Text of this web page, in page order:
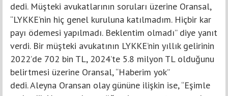
dedi. Müşteki avukatlarının soruları üzerine Oransal,
“LYKKE’nin hiç genel kuruluna katılmadım. Hiçbir kar
payı ödemesi yapılmadı. Beklentim olmadı” diye yanıt
verdi. Bir müşteki avukatının LYKKE’nin yıllık gelirinin
2022’de 702 bin TL, 2024’te 5.8 milyon TL olduğunu
belirtmesi üzerine Oransal, “Haberim yok”
dedi. Aleyna Oransan olay gününe ilişkin ise, “Eşimle